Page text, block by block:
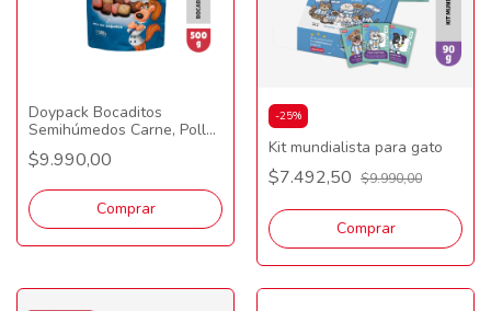
Doypack Bocaditos
Semihúmedos Carne, Pollo
y Chocolate 500gr
$9.990,00
Comprar
-25%
Kit mundialista para gato
$7.492,50 $9.990,00